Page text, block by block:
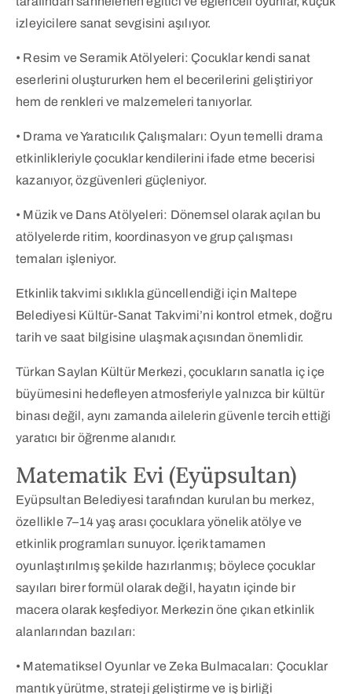
izleyicilere sanat sevgisini aşılıyor.
• Resim ve Seramik Atölyeleri: Çocuklar kendi sanat
eserlerini oluştururken hem el becerilerini geliştiriyor
hem de renkleri ve malzemeleri tanıyorlar.
• Drama ve Yaratıcılık Çalışmaları: Oyun temelli drama
etkinlikleriyle çocuklar kendilerini ifade etme becerisi
kazanıyor, özgüvenleri güçleniyor.
• Müzik ve Dans Atölyeleri: Dönemsel olarak açılan bu
atölyelerde ritim, koordinasyon ve grup çalışması
temaları işleniyor.
Etkinlik takvimi sıklıkla güncellendiği için Maltepe
Belediyesi Kültür-Sanat Takvimi’ni kontrol etmek, doğru
tarih ve saat bilgisine ulaşmak açısından önemlidir.
Türkan Saylan Kültür Merkezi, çocukların sanatla iç içe
büyümesini hedefleyen atmosferiyle yalnızca bir kültür
binası değil, aynı zamanda ailelerin güvenle tercih ettiği
yaratıcı bir öğrenme alanıdır.
Matematik Evi (Eyüpsultan)
Eyüpsultan Belediyesi tarafından kurulan bu merkez,
özellikle 7–14 yaş arası çocuklara yönelik atölye ve
etkinlik programları sunuyor. İçerik tamamen
oyunlaştırılmış şekilde hazırlanmış; böylece çocuklar
sayıları birer formül olarak değil, hayatın içinde bir
macera olarak keşfediyor. Merkezin öne çıkan etkinlik
alanlarından bazıları:
• Matematiksel Oyunlar ve Zeka Bulmacaları: Çocuklar
mantık yürütme, strateji geliştirme ve iş birliği